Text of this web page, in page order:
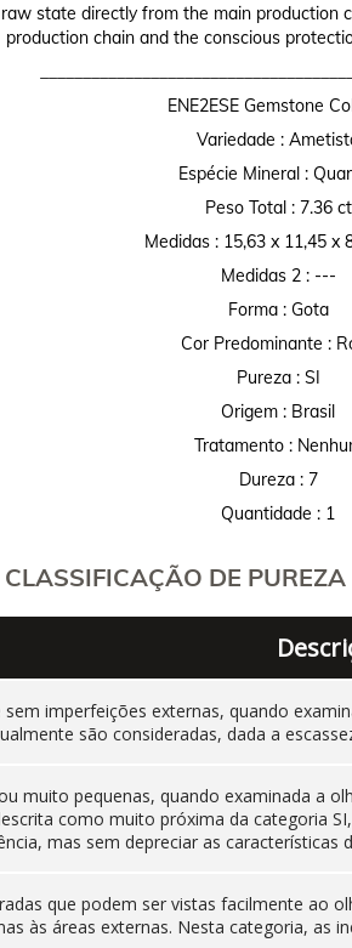
state directly from the main
production chain and the conscious
ENE2ESE Gemstone
Variedade :
Espécie Mineral :
Peso Total : 7.36 ct
Medidas : 15,63 x 11,45 x
Medidas 2 : ---
Forma : Gota
Cor Predominante :
Pureza : SI
Origem : Brasil
Tratamento :
Dureza : 7
Quantidade : 1
DE
sem imperfeições externas, quando
são consideradas, dada a
muito pequenas, quando examinada a
como muito próxima da categoria
mas sem depreciar as características
que podem ser vistas facilmente ao
às áreas externas. Nesta categoria, as